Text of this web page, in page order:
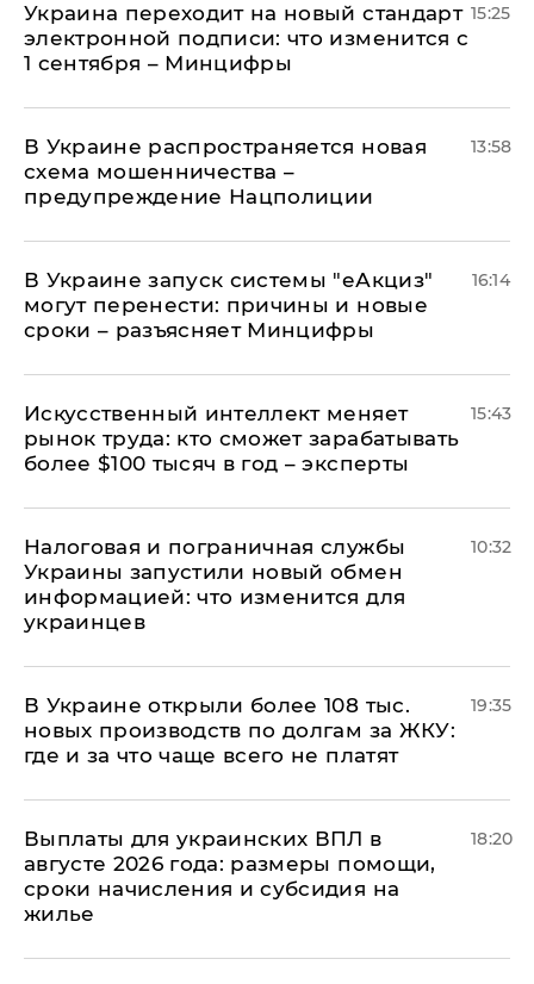
Украина переходит на новый стандарт
электронной подписи: что изменится с
1 сентября – Минцифры
15:25
В Украине распространяется новая
схема мошенничества –
предупреждение Нацполиции
13:58
В Украине запуск системы "еАкциз"
могут перенести: причины и новые
сроки – разъясняет Минцифры
16:14
Искусственный интеллект меняет
рынок труда: кто сможет зарабатывать
более $100 тысяч в год – эксперты
15:43
Налоговая и пограничная службы
Украины запустили новый обмен
информацией: что изменится для
украинцев
10:32
В Украине открыли более 108 тыс.
новых производств по долгам за ЖКУ:
где и за что чаще всего не платят
19:35
Выплаты для украинских ВПЛ в
августе 2026 года: размеры помощи,
сроки начисления и субсидия на
жилье
18:20